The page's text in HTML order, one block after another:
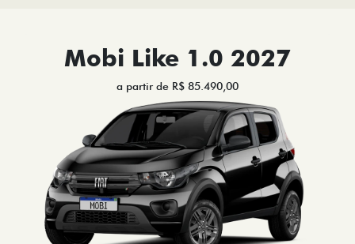
Mobi Like 1.0 2027
a partir de R$ 85.490,00